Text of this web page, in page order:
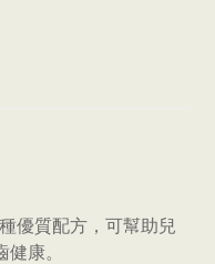
優質配方，可幫助兒
康。